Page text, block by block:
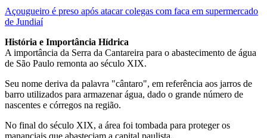
Açougueiro é preso após atacar colegas com faca em supermercado
de Jundiaí
História e Importância Hídrica
A importância da Serra da Cantareira para o abastecimento de água
de São Paulo remonta ao século XIX.
Seu nome deriva da palavra "cântaro", em referência aos jarros de
barro utilizados para armazenar água, dado o grande número de
nascentes e córregos na região.
No final do século XIX, a área foi tombada para proteger os
mananciais que abasteciam a capital paulista.